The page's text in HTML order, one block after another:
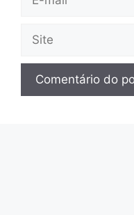
mail